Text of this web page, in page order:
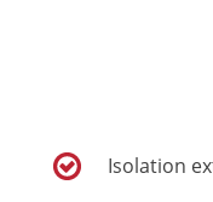
Isolation